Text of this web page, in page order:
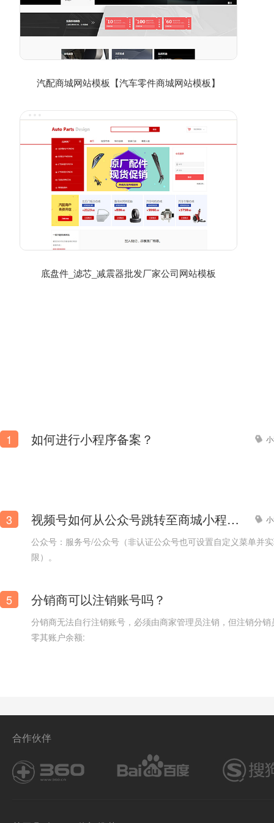
汽配商城网站模板【汽车零件商城网站模板】
底盘件_滤芯_减震器批发厂家公司网站模板
1 如何进行小程序备案？
3 视频号如何从公众号跳转至商城小程序？
公众号：服务号/公众号（非认证公众号也可设置自定义菜单并
限）。
5 分销商可以注销账号吗？
分销商无法自行注销账号，必须由商家管理员注销，但注销分销
零其账户余额:
合作伙伴